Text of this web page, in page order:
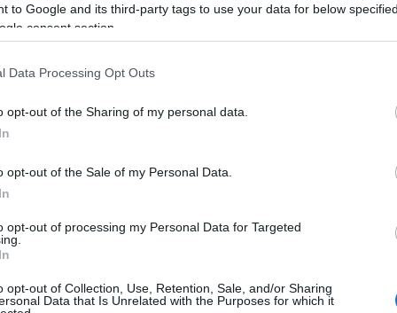
to Google and its third-party tags to use your data for below
consent section.
Data Processing Opt Outs
opt-out of the Sharing of my personal data.
opt-out of the Sale of my Personal Data.
opt-out of processing my Personal Data for Targeted
opt-out of Collection, Use, Retention, Sale, and/or Sharing
Data that Is Unrelated with the Purposes for which it
voltam, hozzá most is járok. Fontos a kontroll,
korábbi nyilatkozatában elmesélte, hogy a tanári
a véleménye: "jó lesz majd valamelyik vidéki
az operatanszakra. De nem haragszom senkire.
egy tehetséges énekest gyötörni, de úgy gondolom,
való.